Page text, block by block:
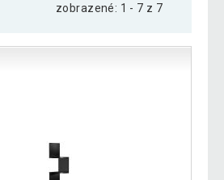
zobrazené: 1 - 7 z 7